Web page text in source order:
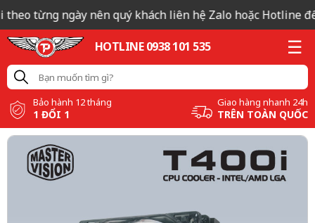
từng ngày nên quý khách liên hệ Zalo hoặc Hotline để
HOTLINE 0938 101 535
Bảo hành 12 tháng
1 ĐỔI 1
Giao hàng nhanh 24h
TRÊN TOÀN QUỐC